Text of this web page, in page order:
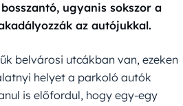
ugyanis sokszor a
az autójukkal.
belvárosi utcákban van, ezeken
helyet a parkoló autók
is előfordul, hogy egy-egy